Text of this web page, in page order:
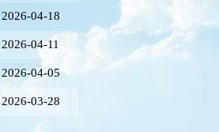
2026-04-18
2026-04-11
2026-04-05
2026-03-28